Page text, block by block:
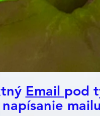
Email pod